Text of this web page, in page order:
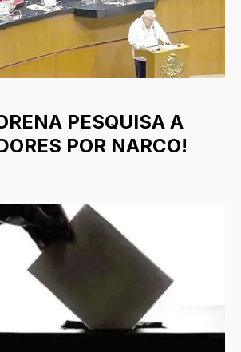
PESQUISA A
POR NARCO!